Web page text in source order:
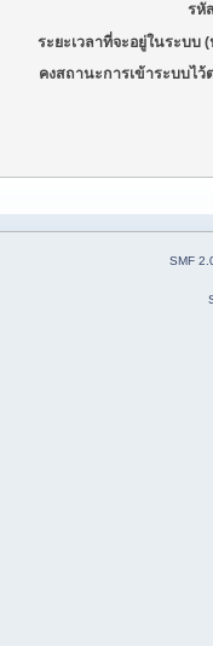
รหั
ระยะเวลาที่จะอยู่ในระบบ
คงสถานะการเข้าระบบไว้
SMF